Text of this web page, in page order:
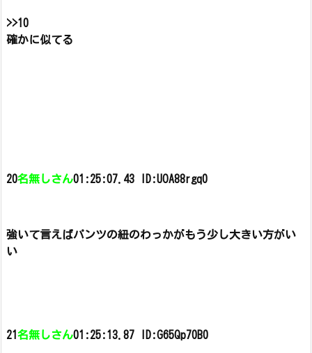
>>10
確かに似てる
20名無しさん01:25:07.43 ID:UOA88rgq0
強いて言えばパンツの紐のわっかがもう少し大きい方がい
い
21 名無しさん01:25:13.87 ID:G65Qp70B0